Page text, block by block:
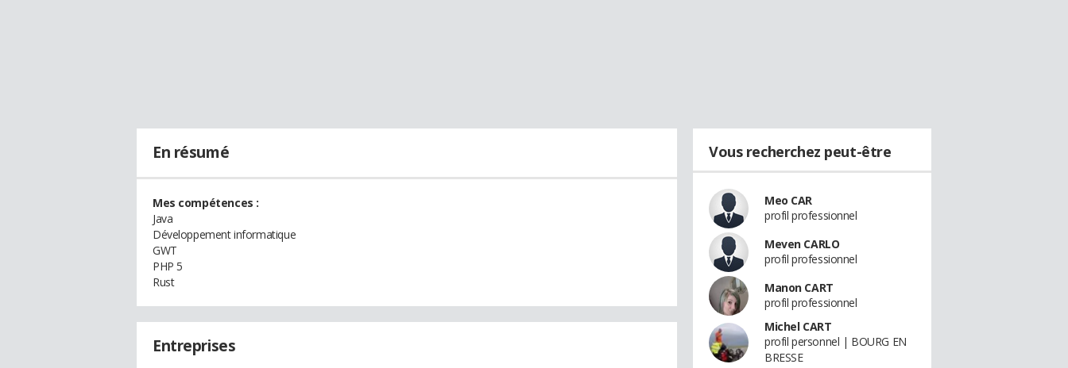
En résumé
Mes compétences :
Java
Développement informatique
GWT
PHP 5
Rust
Entreprises
Vous recherchez peut-être
Meo CAR
profil professionnel
Meven CARLO
profil professionnel
Manon CART
profil professionnel
Michel CART
profil personnel | BOURG EN
BRESSE